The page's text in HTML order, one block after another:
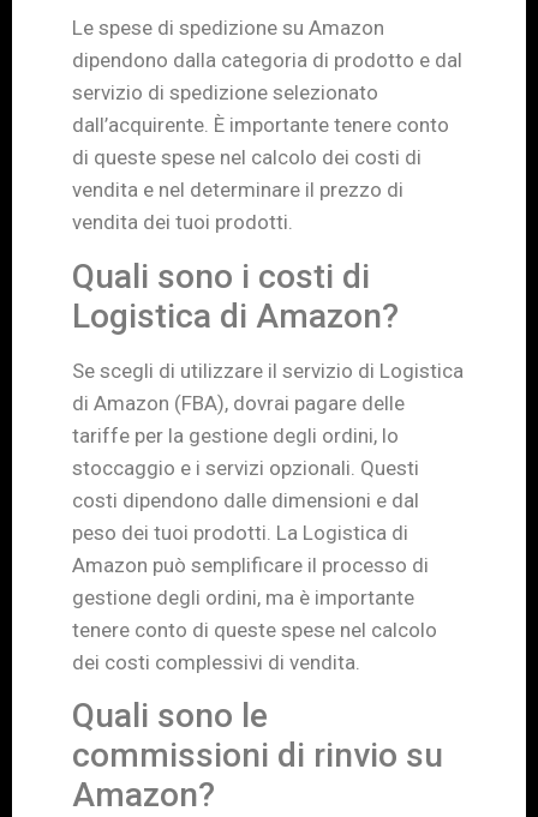
Le spese di spedizione su Amazon
dipendono dalla categoria di prodotto e dal
servizio di spedizione selezionato
dall’acquirente. È importante tenere conto
di queste spese nel calcolo dei costi di
vendita e nel determinare il prezzo di
vendita dei tuoi prodotti.
Quali sono i costi di
Logistica di Amazon?
Se scegli di utilizzare il servizio di Logistica
di Amazon (FBA), dovrai pagare delle
tariffe per la gestione degli ordini, lo
stoccaggio e i servizi opzionali. Questi
costi dipendono dalle dimensioni e dal
peso dei tuoi prodotti. La Logistica di
Amazon può semplificare il processo di
gestione degli ordini, ma è importante
tenere conto di queste spese nel calcolo
dei costi complessivi di vendita.
Quali sono le
commissioni di rinvio su
Amazon?